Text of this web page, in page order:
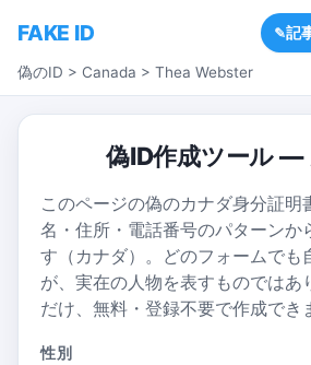
FAKE ID 記
偽のID > Canada > Thea Webster
偽ID作成ツール —
このページの偽のカナダ身分証明
名・住所・電話番号のパターンか
す（カナダ）。どのフォームでも
が、実在の人物を表すものではあ
だけ、無料・登録不要で作成でき
性別